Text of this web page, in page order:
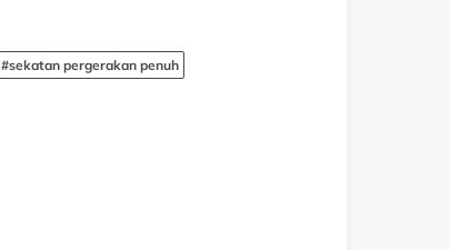
#sekatan pergerakan penuh